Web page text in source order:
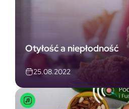
Otyłość a niepłodność
25.08.2022